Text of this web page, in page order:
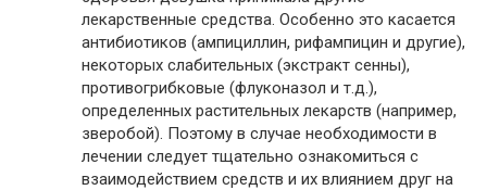
лекарственные средства. Особенно это касается
антибиотиков (ампициллин, рифампицин и другие),
некоторых слабительных (экстракт сенны),
противогрибковые (флуконазол и т.д.),
определенных растительных лекарств (например,
зверобой). Поэтому в случае необходимости в
лечении следует тщательно ознакомиться с
взаимодействием средств и их влиянием друг на